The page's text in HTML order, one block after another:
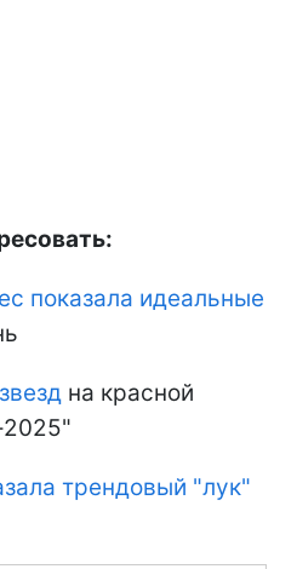
показала идеальные
на красной
трендовый "лук"